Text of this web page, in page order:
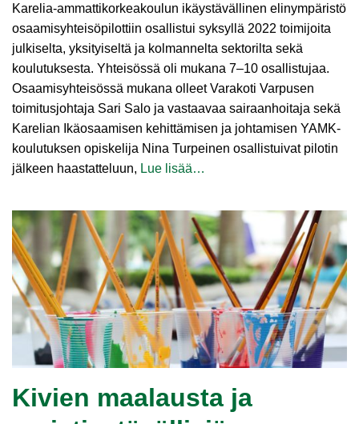
Karelia-ammattikorkeakoulun ikäystävällinen elinympäristö
osaamisyhteisöpilottiin osallistui syksyllä 2022 toimijoita
julkiselta, yksityiseltä ja kolmannelta sektorilta sekä
koulutuksesta. Yhteisössä oli mukana 7–10 osallistujaa.
Osaamisyhteisössä mukana olleet Varakoti Varpusen
toimitusjohtaja Sari Salo ja vastaavaa sairaanhoitaja sekä
Karelian Ikäosaamisen kehittämisen ja johtamisen YAMK-
koulutuksen opiskelija Nina Turpeinen osallistuivat pilotin
jälkeen haastatteluun, Lue lisää…
Kivien maalausta ja